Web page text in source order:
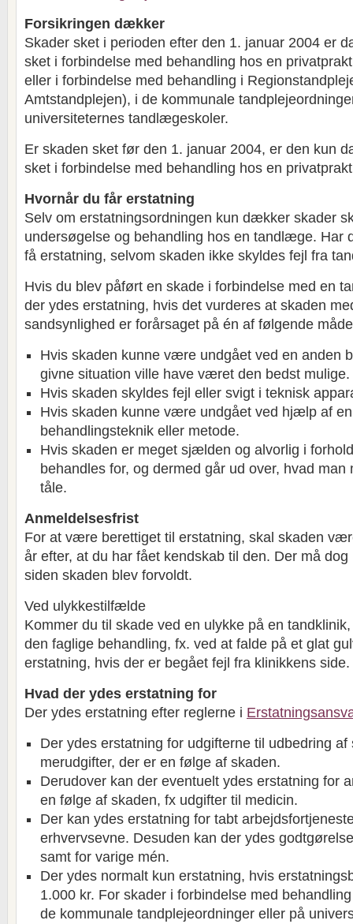
Forsikringen dækker
Skader sket i perioden efter den 1. januar 2004 er
sket i forbindelse med behandling hos en
eller i forbindelse med behandling i
Amtstandplejen), i de kommunale
universiteternes tandlægeskoler.
Er skaden sket før den 1. januar 2004, er den kun
sket i forbindelse med behandling hos en
Hvornår du får erstatning
Selv om erstatningsordningen kun dækker skader
undersøgelse og behandling hos en tandlæge. Har
få erstatning, selvom skaden ikke skyldes fejl fra
Hvis du blev påført en skade i forbindelse med en
der ydes erstatning, hvis det vurderes at skaden
sandsynlighed er forårsaget på én af følgende
Hvis skaden kunne være undgået ved en anden
givne situation ville have været den bedst mulige.
Hvis skaden skyldes fejl eller svigt i teknisk
Hvis skaden kunne være undgået ved hjælp af
behandlingsteknik eller metode.
Hvis skaden er meget sjælden og alvorlig i
behandles for, og dermed går ud over, hvad man
tåle.
Anmeldelsesfrist
For at være berettiget til erstatning, skal skaden
år efter, at du har fået kendskab til den. Der må
siden skaden blev forvoldt.
Ved ulykkestilfælde
Kommer du til skade ved en ulykke på en
den faglige behandling, fx. ved at falde på et glat
erstatning, hvis der er begået fejl fra klinikkens side.
Hvad der ydes erstatning for
Der ydes erstatning efter reglerne i
Der ydes erstatning for udgifterne til udbedring af
merudgifter, der er en følge af skaden.
Derudover kan der eventuelt ydes erstatning for
en følge af skaden, fx udgifter til medicin.
Der kan ydes erstatning for tabt
erhvervsevne. Desuden kan der ydes
samt for varige mén.
Der ydes normalt kun erstatning, hvis
1.000 kr. For skader i forbindelse med
de kommunale tandplejeordninger eller på